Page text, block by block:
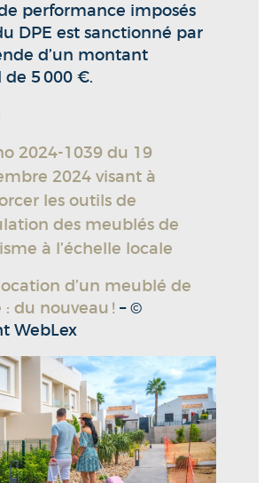
performance imposés
DPE est sanctionné par
d’un montant
5 000 €.
2024-1039 du 19
2024 visant à
les outils de
des meublés de
à l’échelle locale
d’un meublé de
du nouveau ! – ©
WebLex